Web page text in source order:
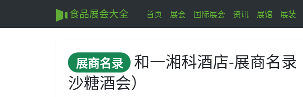
食品展会大全 首页 展会 国际展会 资讯 展馆 展装
展商名录
和一湘科酒店-展商名
沙糖酒会）